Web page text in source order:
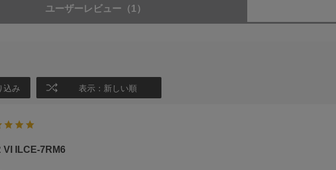
ト (動画)
露出補正：±5.0 EV (1/3 EV、1/2 EV ステップ選択可能)
ISO感度（推奨露光指数）：静止画撮影時: ISO 100 - 32000 (拡張: 下
形式：1.6 cm (0.64型)電子式ビューファインダー (Quad-XGA OLED)
ユーザーレビュー （1）
込み 表示：新しい順
VI ILCE-7RM6